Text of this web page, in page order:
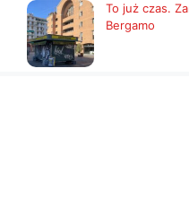
To już czas.
Bergamo